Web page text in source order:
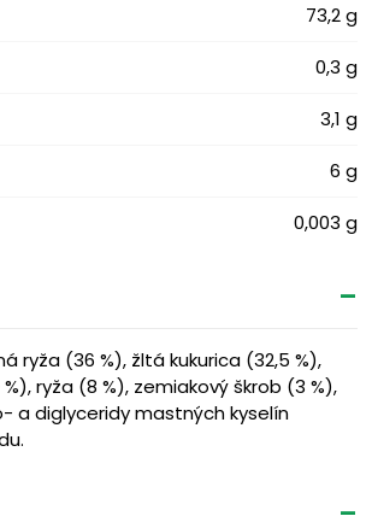
73,2 g
0,3 g
3,1 g
6 g
0,003 g
ryža (36 %), žltá kukurica (32,5 %),
ryža (8 %), zemiakový škrob (3 %),
a diglyceridy mastných kyselín